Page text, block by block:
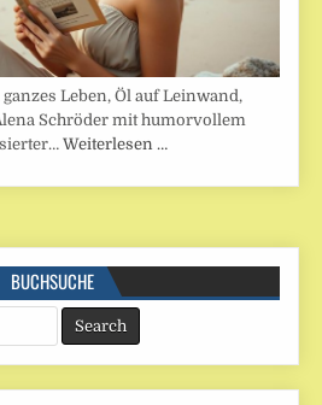
Leben, Öl auf Leinwand,
Schröder mit humorvollem
Weiterlesen …
BUCHSUCHE